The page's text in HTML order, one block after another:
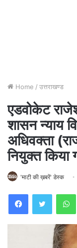
Home / उत्तराखण्ड
एडवोकेट
शासन न्याय
अधिवक्ता
नियुक्त किया
'माटी की ख़बरें' डेस्क